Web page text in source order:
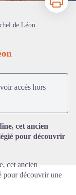
en plein écran
de Léon
accès hors
cet ancien
pour découvrir
cet ancien
pour découvrir une